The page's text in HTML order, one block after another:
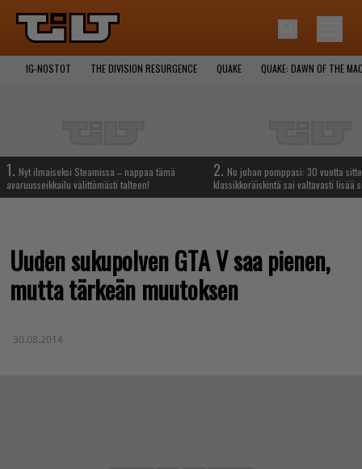
IG-NOSTOT THE DIVISION RESURGENCE QUAKE QUAKE: DAWN OF THE
1. Nyt ilmaiseksi Steamissa – nappaa tämä
avaruusseikkailu välittömästi talteen!
2. No johan pomppasi: 30 vuotta
klassikkoräiskintä sai valtavasti lisää
Uuden sukupolven GTA V saa pienen,
mutta tärkeän muutoksen
30.08.2014